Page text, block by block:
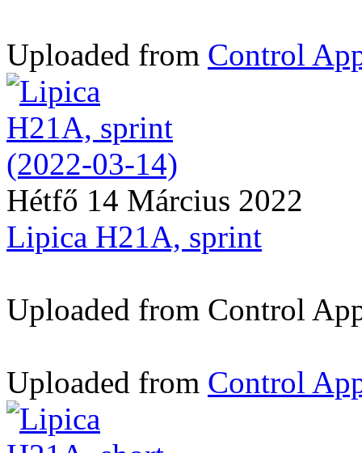
Uploaded from Control
Hétfő 14 Március 2022
Lipica H21A, sprint
Uploaded from Control
Uploaded from Control